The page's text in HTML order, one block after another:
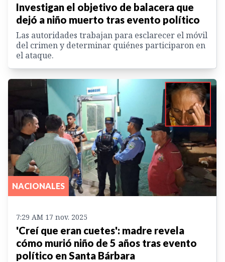
Investigan el objetivo de balacera que
dejó a niño muerto tras evento político
Las autoridades trabajan para esclarecer el móvil
del crimen y determinar quiénes participaron en
el ataque.
NACIONALES
7:29 AM 17 nov. 2025
'Creí que eran cuetes': madre revela
cómo murió niño de 5 años tras evento
político en Santa Bárbara